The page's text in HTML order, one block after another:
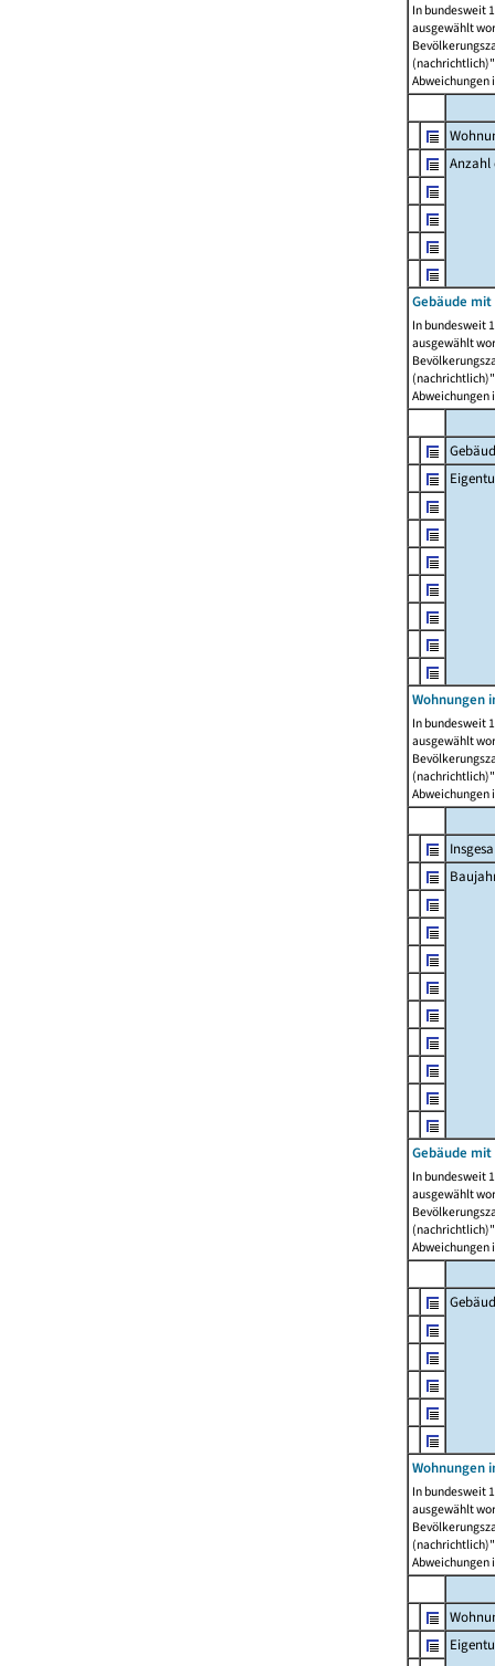
In bundesweit
ausgewählt
Abweichungen
Anzahl
Gebäude
In bundesweit
ausgewählt
Abweichungen
Wohnungen
In bundesweit
ausgewählt
Abweichungen
Gebäude mit
In bundesweit
ausgewählt
Abweichungen
Wohnungen
In bundesweit
ausgewählt
Abweichungen